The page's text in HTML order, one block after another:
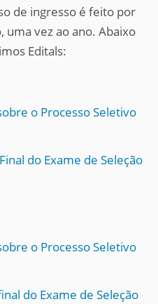
de ingresso é feito por
uma vez ao ano. Abaixo
Editals:
o Processo Seletivo
do Exame de Seleção
o Processo Seletivo
do Exame de Seleção